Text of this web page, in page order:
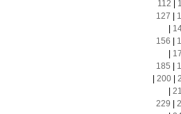
112
127
156
185
200|
229